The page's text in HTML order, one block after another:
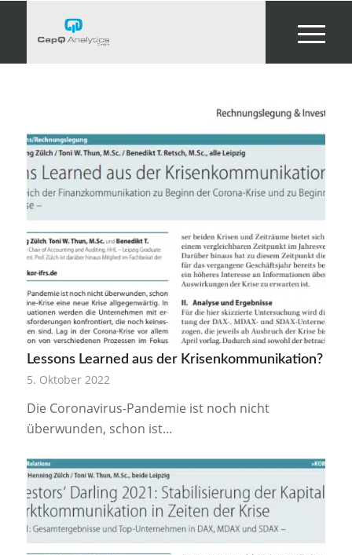
Lessons Learned aus der Krisenkommunikation?
5. Oktober 2022
Die Coronavirus-Pandemie ist noch nicht
überwunden, schon ist…